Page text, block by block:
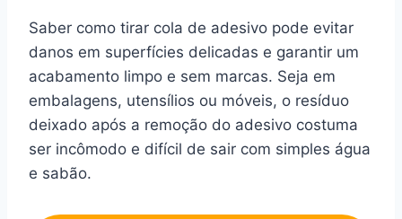
Saber como tirar cola de adesivo pode evitar
danos em superfícies delicadas e garantir um
acabamento limpo e sem marcas. Seja em
embalagens, utensílios ou móveis, o resíduo
deixado após a remoção do adesivo costuma
ser incômodo e difícil de sair com simples água
e sabão.